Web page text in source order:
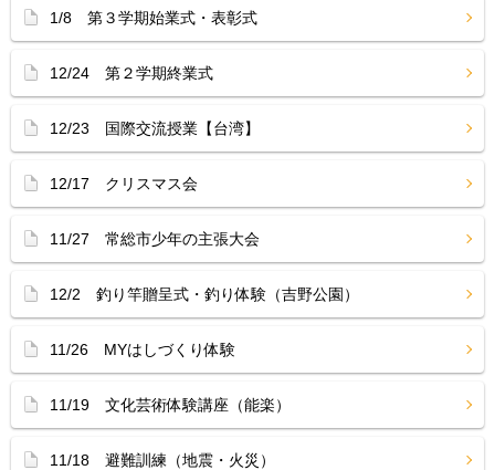
1/8 第３学期始業式・表彰式
12/24 第２学期終業式
12/23 国際交流授業【台湾】
12/17 クリスマス会
11/27 常総市少年の主張大会
12/2 釣り竿贈呈式・釣り体験（吉野公園）
11/26 MYはしづくり体験
11/19 文化芸術体験講座（能楽）
11/18 避難訓練（地震・火災）